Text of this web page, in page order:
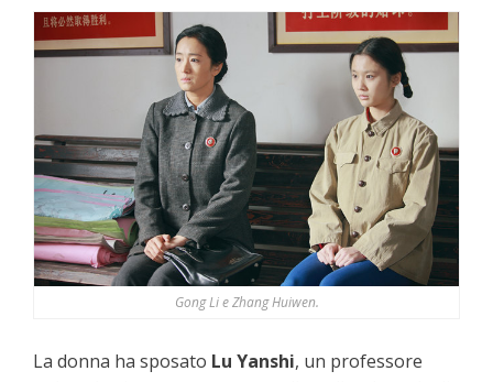
Gong Li e Zhang Huiwen.
La donna ha sposato Lu Yanshi, un professore